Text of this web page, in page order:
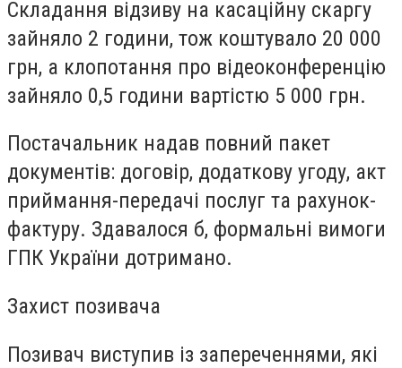
Складання відзиву на касаційну скаргу
зайняло 2 години, тож коштувало 20 000
грн, а клопотання про відеоконференцію
зайняло 0,5 години вартістю 5 000 грн.
Постачальник надав повний пакет
документів: договір, додаткову угоду, акт
приймання-передачі послуг та рахунок-
фактуру. Здавалося б, формальні вимоги
ГПК України дотримано.
Захист позивача
Позивач виступив із запереченнями, які